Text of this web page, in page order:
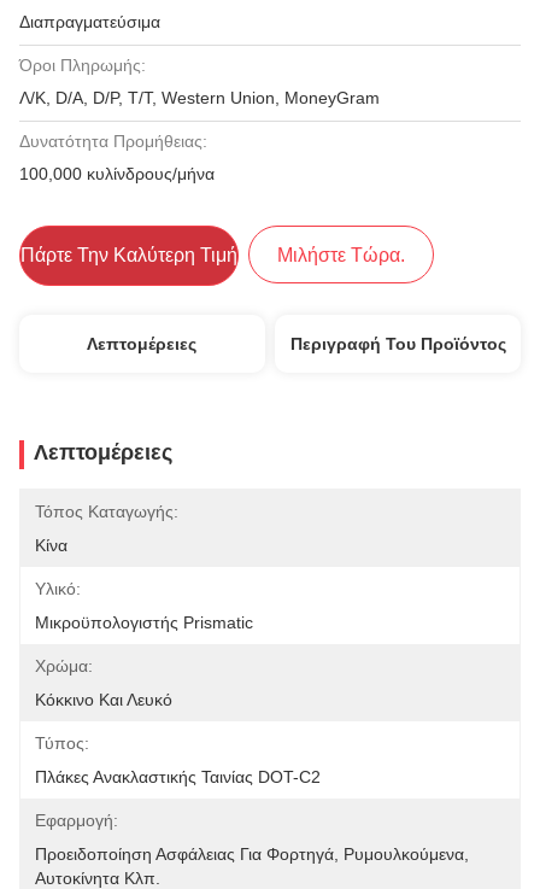
Διαπραγματεύσιμα
Όροι Πληρωμής:
Λ/Κ, D/A, D/P, T/T, Western Union, MoneyGram
Δυνατότητα Προμήθειας:
100,000 κυλίνδρους/μήνα
Πάρτε Την Καλύτερη Τιμή Μιλήστε Τώρα.
Λεπτομέρειες Περιγραφή Του Προϊόντος
Λεπτομέρειες
Τόπος Καταγωγής:
Κίνα
Υλικό:
Μικροϋπολογιστής Prismatic
Χρώμα:
Κόκκινο Και Λευκό
Τύπος:
Πλάκες Ανακλαστικής Ταινίας DOT-C2
Εφαρμογή:
Προειδοποίηση Ασφάλειας Για Φορτηγά, Ρυμουλκούμενα,
Αυτοκίνητα Κλπ.